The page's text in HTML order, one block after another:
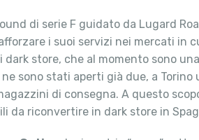
di serie F guidato da Lugard
i suoi servizi nei mercati in
store, che al momento sono
sono stati aperti già due, a Torino
di consegna. A questo
riconvertire in dark store in